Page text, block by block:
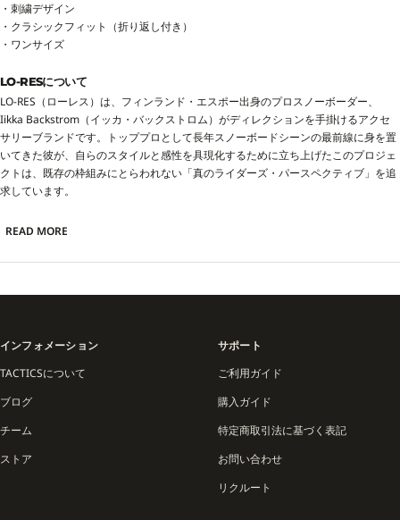
・刺繍デザイン
・クラシックフィット（折り返し付き）
・ワンサイズ
LO-RESについて
LO-RES（ローレス）は、フィンランド・エスポー出身のプロスノーボーダー、
Iikka Backstrom（イッカ・バックストロム）がディレクションを手掛けるアクセ
サリーブランドです。トッププロとして長年スノーボードシーンの最前線に身を置
いてきた彼が、自らのスタイルと感性を具現化するために立ち上げたこのプロジェ
クトは、既存の枠組みにとらわれない「真のライダーズ・パースペクティブ」を追
求しています。
ブランドの核となるのは、雪山でのハードな使用に耐えうる実用性と、ストリート
るヘッドウェアは、シルエットや編み、素材感に至るまでイッカ本人のこだわりが
名を連ねています。代表的な存在として、TACTICS（タクティクス）のチームライ
ダーであり、K2 Snowboardingの看板ライダーとしても世界的に知られる Gabe
Ferguson（ゲイブ・ファーガソン）が挙げられます。彼のクリエイティブかつ軽や
かなライディングスタイルを象徴するアイテムとして、LO-RESのプロダクトは北米
プロダクトの魅力は、テクニカルなフィールドから日常のライフスタイルまでをシ
READ MORE
インフォメーション
TACTICSについて
ブログ
チーム
ストア
サポート
ご利用ガイド
購入ガイド
特定商取引法に基づく表記
お問い合わせ
リクルート